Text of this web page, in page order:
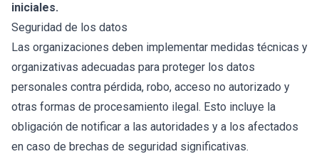
iniciales.
Seguridad de los datos
Las organizaciones deben implementar medidas técnicas y
organizativas adecuadas para proteger los datos
personales contra pérdida, robo, acceso no autorizado y
otras formas de procesamiento ilegal. Esto incluye la
obligación de notificar a las autoridades y a los afectados
en caso de brechas de seguridad significativas.